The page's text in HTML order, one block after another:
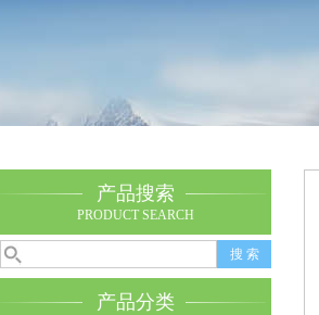
产品搜索
PRODUCT SEARCH
产品分类